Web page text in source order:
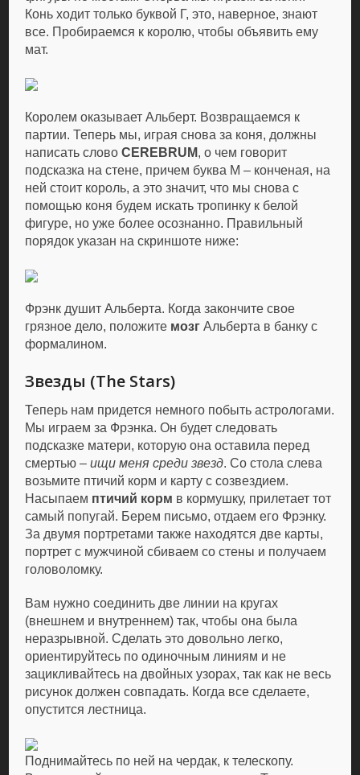
Конь ходит только буквой Г, это, наверное, знают
все. Пробираемся к королю, чтобы объявить ему
мат.
Королем оказывает Альберт. Возвращаемся к
партии. Теперь мы, играя снова за коня, должны
написать словоCEREBRUM, о чем говорит
подсказка на стене, причем буква М – конченая, на
ней стоит король, а это значит, что мы снова с
помощью коня будем искать тропинку к белой
фигуре, но уже более осознанно. Правильный
порядок указан на скриншоте ниже:
Фрэнк душит Альберта. Когда закончите свое
грязное дело, положите мозг Альберта в банку с
формалином.
Звезды (The Stars)
Теперь нам придется немного побыть астрологами.
Мы играем за Фрэнка. Он будет следовать
подсказке матери, которую она оставила перед
смертью –ищи меня среди звезд. Со стола слева
возьмите птичий корм и карту с созвездием.
Насыпаем птичий корм в кормушку, прилетает тот
самый попугай. Берем письмо, отдаем его Фрэнку.
За двумя портретами также находятся две карты,
портрет с мужчиной сбиваем со стены и получаем
головоломку.
Вам нужно соединить две линии на кругах
(внешнем и внутреннем) так, чтобы она была
неразрывной. Сделать это довольно легко,
ориентируйтесь по одиночным линиям и не
зацикливайтесь на двойных узорах, так как не весь
рисунок должен совпадать. Когда все сделаете,
опустится лестница.
Поднимайтесь по ней на чердак, к телескопу.